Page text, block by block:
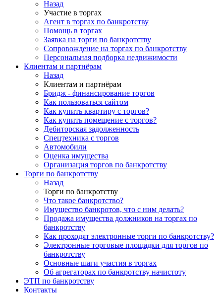
Назад
Участие в торгах
Агент в торгах по банкротству
Помощь в торгах
Заявка на торги по банкротству
Сопровождение на торгах по банкротству
Персональная подборка недвижимости
Клиентам и партнёрам
Назад
Клиентам и партнёрам
Бридж - финансирование торгов
Как пользоваться сайтом
Как купить квартиру с торгов?
Как купить помещение с торгов?
Дебиторская задолженность
Спецтехника с торгов
Автомобили
Оценка имущества
Организация торгов по банкротству
Торги по банкротству
Назад
Торги по банкротству
Что такое банкротство?
Имущество банкротов, что с ним делать?
Продажа имущества должников на торгах по
банкротству
Как проходят электронные торги по банкротству?
Электронные торговые площадки для торгов по
банкротству
Основные шаги участия в торгах
Об агрегаторах по банкротству начистоту
ЭТП по банкротству
Контакты